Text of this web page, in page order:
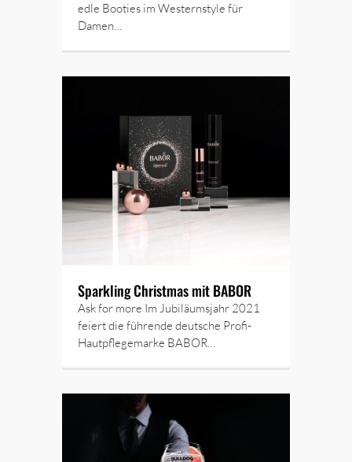
edle Booties im Westernstyle für
Damen…
Sparkling Christmas mit BABOR
Ask for more Im Jubiläumsjahr 2021
feiert die führende deutsche Profi-
Hautpflegemarke BABOR…